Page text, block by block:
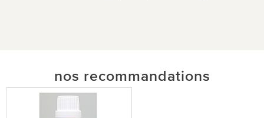
nos recommandations